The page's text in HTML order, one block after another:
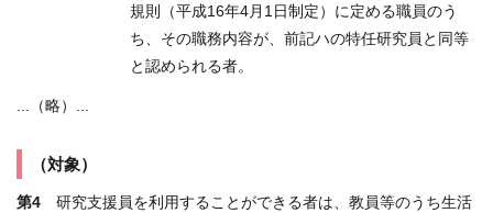
規則（平成16年4月1日制定）に定める職員のう
ち、その職務内容が、前記ハの特任研究員と同等
と認められる者。
...（略）...
（対象）
第4 研究支援員を利用することができる者は、教員等のうち生活